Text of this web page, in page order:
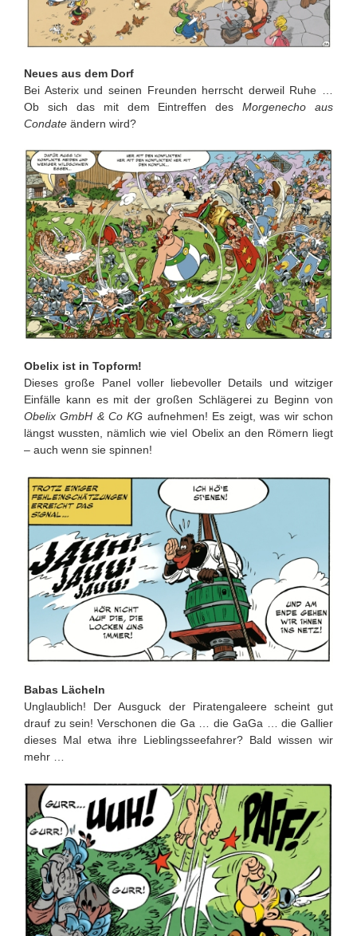
Neues aus dem Dorf
Bei Asterix und seinen Freunden herrscht derweil Ruhe …
Ob sich das mit dem Eintreffen desMorgenecho aus
Condate ändern wird?
Obelix ist in Topform!
Dieses große Panel voller liebevoller Details und witziger
Einfälle kann es mit der großen Schlägerei zu Beginn von
Obelix GmbH & Co KG aufnehmen! Es zeigt, was wir schon
längst wussten, nämlich wie viel Obelix an den Römern liegt
– auch wenn sie spinnen!
Babas Lächeln
Unglaublich! Der Ausguck der Piratengaleere scheint gut
drauf zu sein! Verschonen die Ga … die GaGa … die Gallier
dieses Mal etwa ihre Lieblingsseefahrer? Bald wissen wir
mehr …